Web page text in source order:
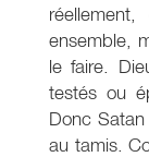
ensemble,
le faire.
testés ou
Donc
au tamis.